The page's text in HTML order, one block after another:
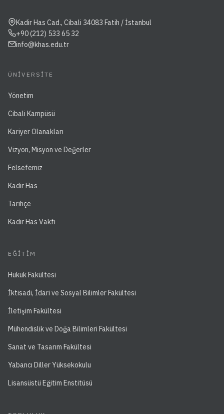
Kadir Has Cad., Cibali 34083 Fatih / İstanbul
+90 (212) 533 65 32
info@khas.edu.tr
ÜNIVERSITE
Yönetim
Cibali Kampüsü
Kariyer Olanakları
Vizyon, Misyon ve Değerler
Felsefemiz
Kadir Has
Tarihçe
Kadir Has Vakfı
EĞITIM
Hukuk Fakültesi
İktisadi, İdari ve Sosyal Bilimler Fakültesi
İletişim Fakültesi
Mühendislik ve Doğa Bilimleri Fakültesi
Sanat ve Tasarım Fakültesi
Yabancı Diller Yüksekokulu
Lisansüstü Eğitim Enstitüsü